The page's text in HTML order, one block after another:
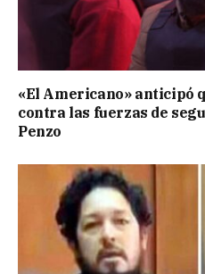
«El Americano» anticipó
contra las fuerzas de
Penzo